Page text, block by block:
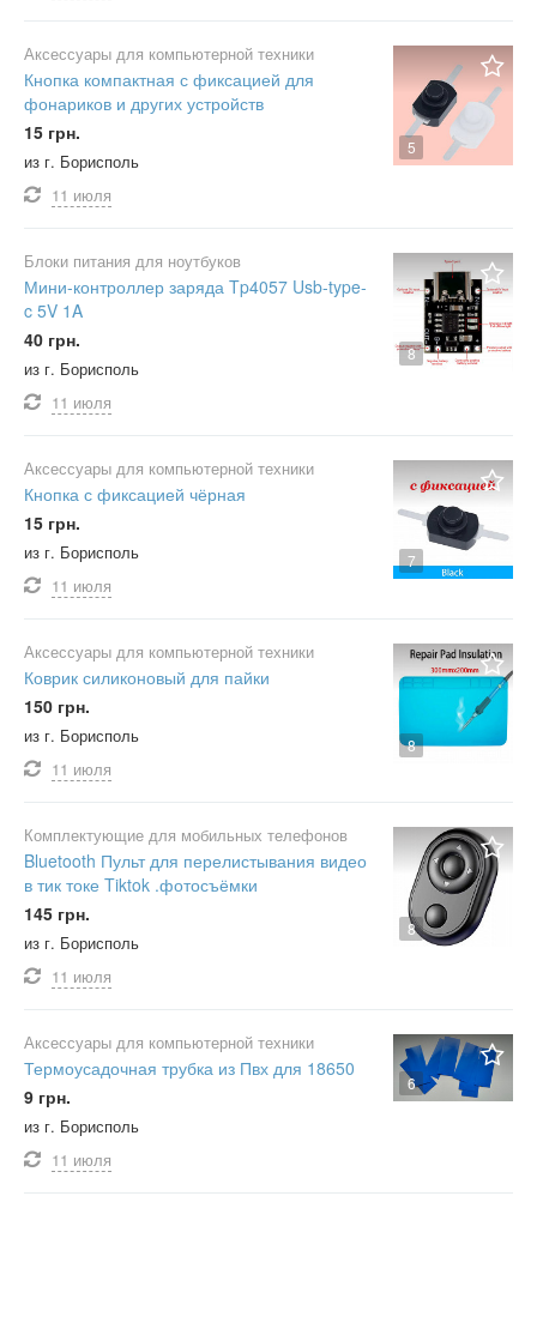
5
Аксессуары для компьютерной техники
Кнопка компактная с фиксацией для
фонариков и других устройств
15 грн.
из г. Борисполь
11 июля
8
Блоки питания для ноутбуков
Мини-контроллер заряда Tp4057 Usb-type-
c 5V 1A
40 грн.
из г. Борисполь
11 июля
7
Аксессуары для компьютерной техники
Кнопка с фиксацией чёрная
15 грн.
из г. Борисполь
11 июля
8
Аксессуары для компьютерной техники
Коврик силиконовый для пайки
150 грн.
из г. Борисполь
11 июля
8
Комплектующие для мобильных телефонов
Bluetooth Пульт для перелистывания видео
в тик токе Tiktok .фотосъёмки
145 грн.
из г. Борисполь
11 июля
6
Аксессуары для компьютерной техники
Термоусадочная трубка из Пвх для 18650
9 грн.
из г. Борисполь
11 июля